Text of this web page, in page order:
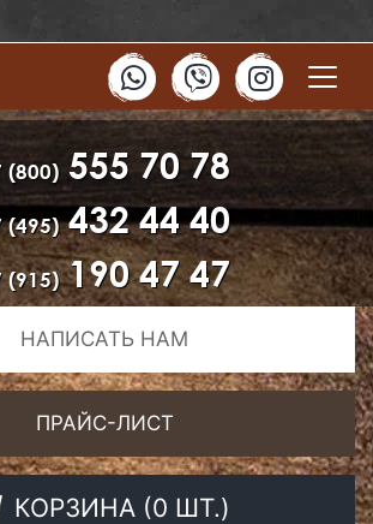
(800) 555 70 78
(495)432 44 40
(915)190 47 47
НАПИСАТЬ НАМ
ПРАЙС-ЛИСТ
КОРЗИНА (0 ШТ.)